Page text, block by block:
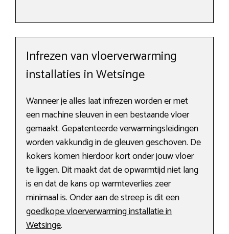
Infrezen van vloerverwarming
installaties in Wetsinge
Wanneer je alles laat infrezen worden er met
een machine sleuven in een bestaande vloer
gemaakt. Gepatenteerde verwarmingsleidingen
worden vakkundig in de gleuven geschoven. De
kokers komen hierdoor kort onder jouw vloer
te liggen. Dit maakt dat de opwarmtijd niet lang
is en dat de kans op warmteverlies zeer
minimaal is. Onder aan de streep is dit een
goedkope vloerverwarming installatie in
Wetsinge.